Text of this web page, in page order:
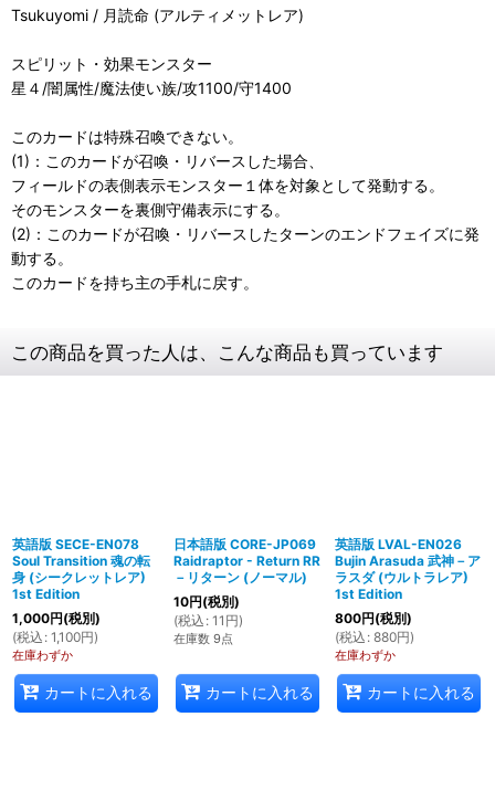
Tsukuyomi / 月読命 (アルティメットレア)
スピリット・効果モンスター
星４/闇属性/魔法使い族/攻1100/守1400
このカードは特殊召喚できない。
(1)：このカードが召喚・リバースした場合、
フィールドの表側表示モンスター１体を対象として発動する。
そのモンスターを裏側守備表示にする。
(2)：このカードが召喚・リバースしたターンのエンドフェイズに発
動する。
このカードを持ち主の手札に戻す。
この商品を買った人は、こんな商品も買っています
英語版 SECE-EN078
Soul Transition 魂の転
身 (シークレットレア)
1st Edition
1,000円(税別)
(税込 : 1,100円)
在庫わずか
カートに入れる
日本語版 CORE-JP069
Raidraptor - Return RR
－リターン (ノーマル)
10円(税別)
(税込 : 11 円)
在庫数 9点
カートに入れる
英語版 LVAL-EN026
Bujin Arasuda 武神－ア
ラスダ (ウルトラレア)
1st Edition
800円(税別)
(税込 : 880円)
在庫わずか
カートに入れる